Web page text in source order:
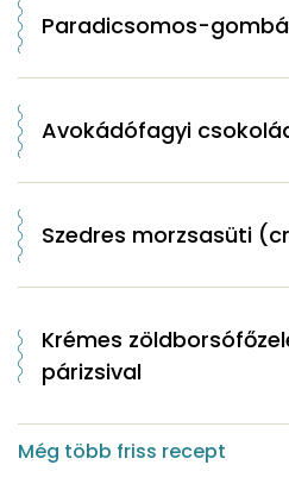
Paradicsomos-
Avokádófagyi
Szedres morzsasüti
Krémes
párizsival
Még több friss recept